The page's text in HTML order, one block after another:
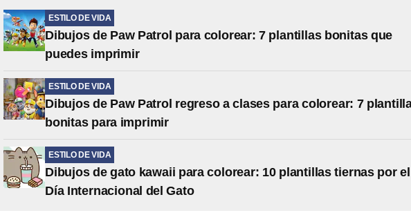
ESTILO DE VIDA
Dibujos de Paw Patrol para colorear: 7 plantillas bonitas que
puedes imprimir
ESTILO DE VIDA
Dibujos de Paw Patrol regreso a clases para colorear: 7
bonitas para imprimir
ESTILO DE VIDA
Dibujos de gato kawaii para colorear: 10 plantillas tiernas por el
Día Internacional del Gato